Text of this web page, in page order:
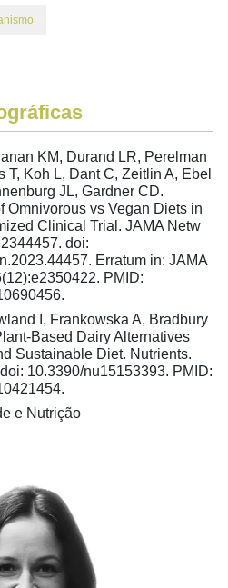
KM, Durand LR, Perelman
T, Koh L, Dant C, Zeitlin A, Ebel
JL, Gardner CD.
Omnivorous vs Vegan Diets in
Clinical Trial. JAMA Netw
doi:
Erratum in: JAMA
PMID:
I, Frankowska A, Bradbury
Based Dairy Alternatives
Sustainable Diet. Nutrients.
10.3390/nu15153393. PMID:
e Nutrição